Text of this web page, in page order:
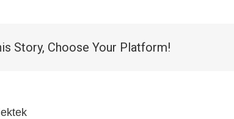
Story, Choose Your Platform!